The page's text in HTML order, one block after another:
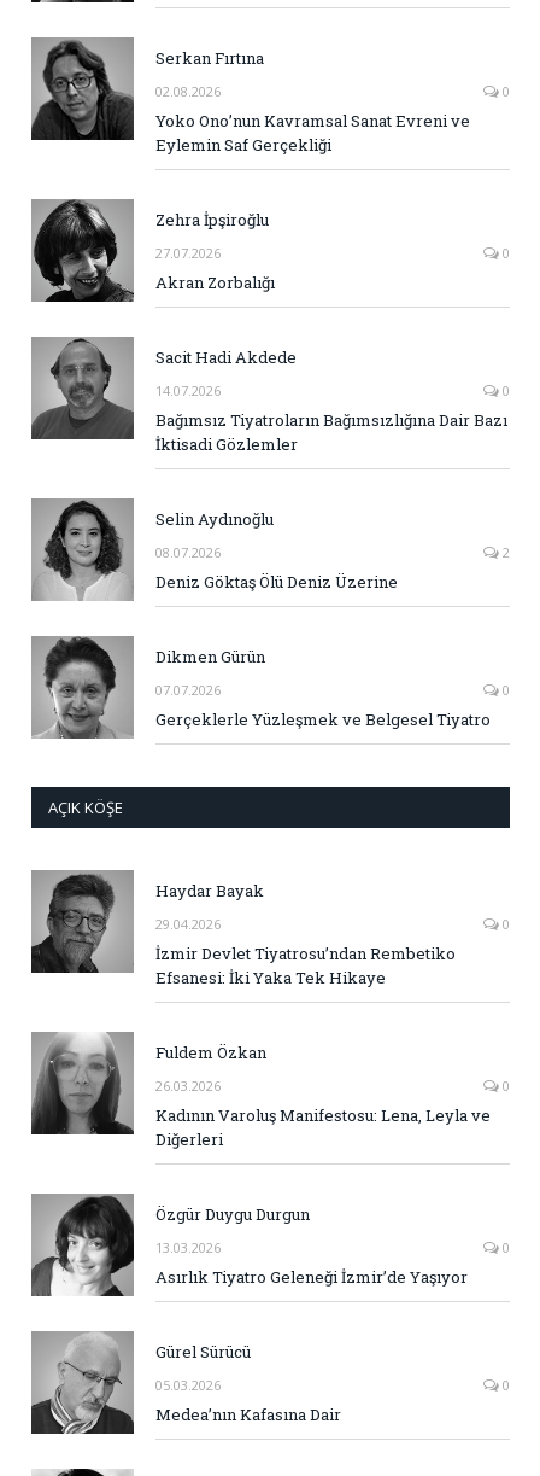
Serkan Fırtına
02.08.2026 0
Yoko Ono’nun Kavramsal Sanat Evreni ve
Eylemin Saf Gerçekliği
Zehra İpşiroğlu
27.07.2026 0
Akran Zorbalığı
Sacit Hadi Akdede
14.07.2026 0
Bağımsız Tiyatroların Bağımsızlığına Dair Bazı
İktisadi Gözlemler
Selin Aydınoğlu
08.07.2026 2
Deniz Göktaş Ölü Deniz Üzerine
Dikmen Gürün
07.07.2026 0
Gerçeklerle Yüzleşmek ve Belgesel Tiyatro
AÇIK KÖŞE
Haydar Bayak
29.04.2026 0
İzmir Devlet Tiyatrosu’ndan Rembetiko
Efsanesi: İki Yaka Tek Hikaye
Fuldem Özkan
26.03.2026 0
Kadının Varoluş Manifestosu: Lena, Leyla ve
Diğerleri
Özgür Duygu Durgun
13.03.2026 0
Asırlık Tiyatro Geleneği İzmir’de Yaşıyor
Gürel Sürücü
05.03.2026 0
Medea’nın Kafasına Dair